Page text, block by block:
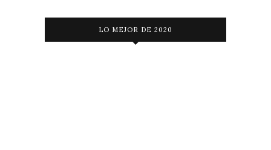
LO MEJOR DE 2020